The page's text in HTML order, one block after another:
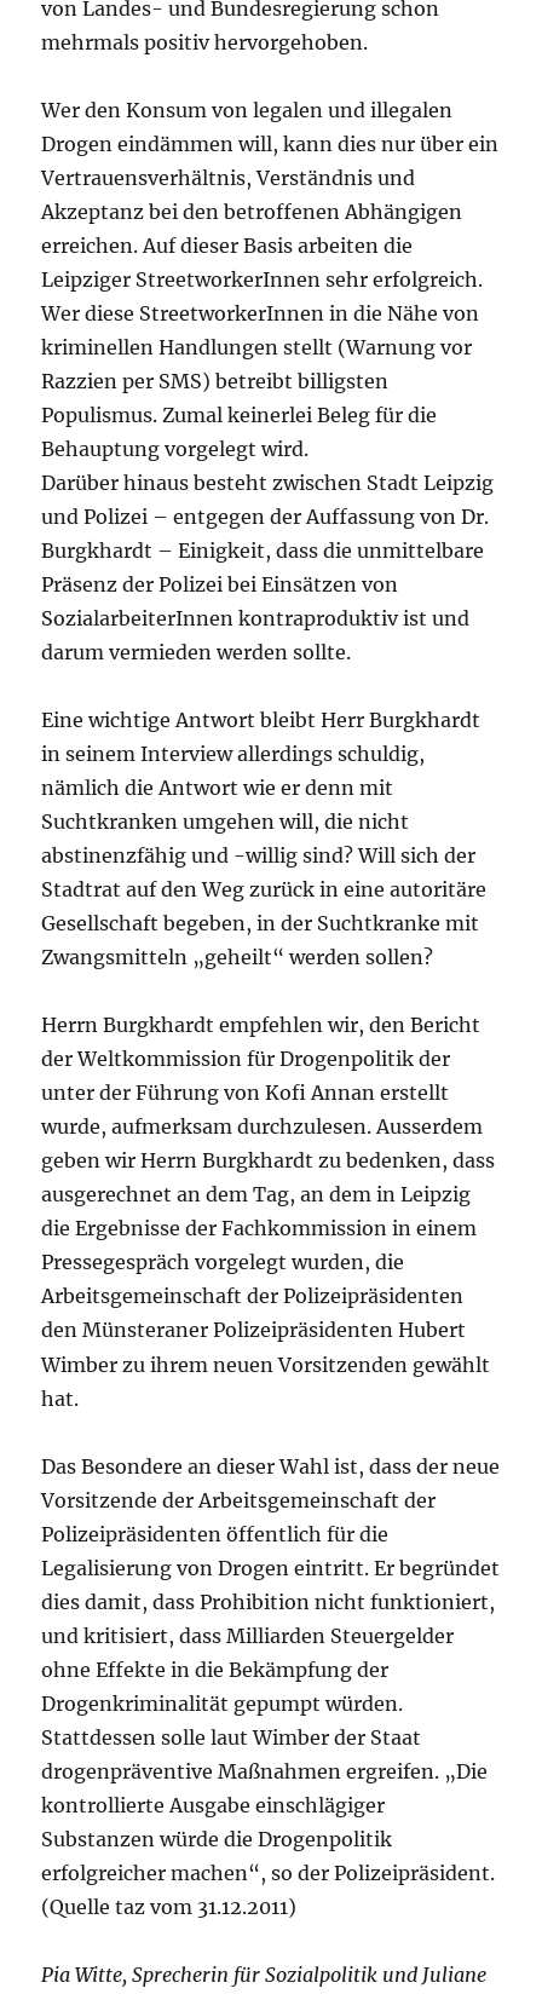
von Landes- und Bundesregierung schon
mehrmals positiv hervorgehoben.
Wer den Konsum von legalen und illegalen
Drogen eindämmen will, kann dies nur über ein
Vertrauensverhältnis, Verständnis und
Akzeptanz bei den betroffenen Abhängigen
erreichen. Auf dieser Basis arbeiten die
Leipziger StreetworkerInnen sehr erfolgreich.
Wer diese StreetworkerInnen in die Nähe von
kriminellen Handlungen stellt (Warnung vor
Razzien per SMS) betreibt billigsten
Populismus. Zumal keinerlei Beleg für die
Behauptung vorgelegt wird.
Darüber hinaus besteht zwischen Stadt Leipzig
und Polizei – entgegen der Auffassung von Dr.
Burgkhardt – Einigkeit, dass die unmittelbare
Präsenz der Polizei bei Einsätzen von
SozialarbeiterInnen kontraproduktiv ist und
darum vermieden werden sollte.
Eine wichtige Antwort bleibt Herr Burgkhardt
in seinem Interview allerdings schuldig,
nämlich die Antwort wie er denn mit
Suchtkranken umgehen will, die nicht
abstinenzfähig und -willig sind? Will sich der
Stadtrat auf den Weg zurück in eine autoritäre
Gesellschaft begeben, in der Suchtkranke mit
Zwangsmitteln „geheilt“ werden sollen?
Herrn Burgkhardt empfehlen wir, den Bericht
der Weltkommission für Drogenpolitik der
unter der Führung von Kofi Annan erstellt
wurde, aufmerksam durchzulesen. Ausserdem
geben wir Herrn Burgkhardt zu bedenken, dass
ausgerechnet an dem Tag, an dem in Leipzig
die Ergebnisse der Fachkommission in einem
Pressegespräch vorgelegt wurden, die
Arbeitsgemeinschaft der Polizeipräsidenten
den Münsteraner PolizeipräsidentenHubert
Wimber zu ihrem neuen Vorsitzenden gewählt
hat.
Das Besondere an dieser Wahl ist, dass der neue
Vorsitzende der Arbeitsgemeinschaft der
Polizeipräsidenten öffentlich für die
Legalisierung von Drogen eintritt. Er begründet
dies damit, dass Prohibition nicht funktioniert,
und kritisiert, dass Milliarden Steuergelder
ohne Effekte in die Bekämpfung der
Drogenkriminalität gepumpt würden.
Stattdessen solle laut Wimber der Staat
drogenpräventive Maßnahmen ergreifen. „Die
kontrollierte Ausgabe einschlägiger
Substanzen würde die Drogenpolitik
erfolgreicher machen“, so der Polizeipräsident.
(Quelle taz vom 31.12.2011)
Pia Witte, Sprecherin für Sozialpolitik und Juliane